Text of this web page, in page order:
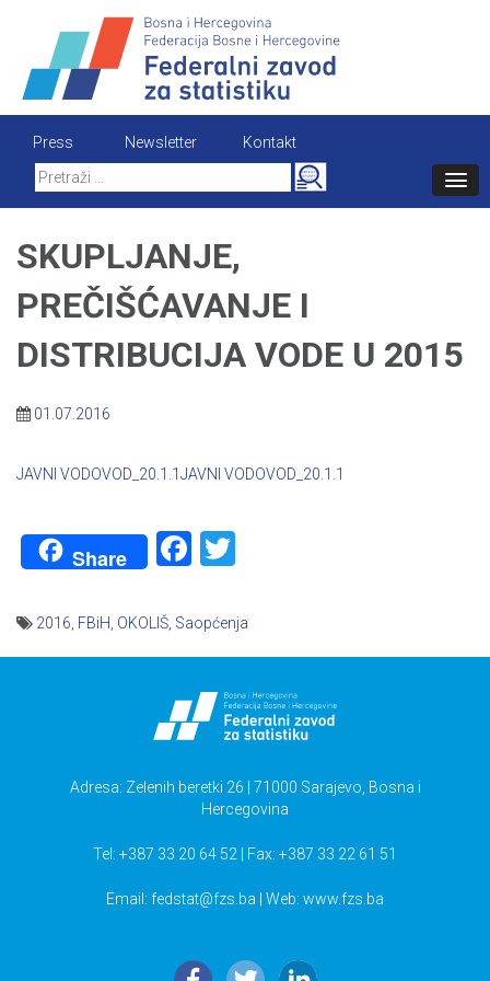
content
Press Newsletter
Kontakt
Search
for:
SKUPLJANJE,
PREČIŠĆAVANJE I
DISTRIBUCIJA VODE U 2015
01.07.2016
JAVNI VODOVOD_20.1.1 JAVNI VODOVOD_20.1.1
Share Facebook
2016 FBiH OKOLIŠ Saopćenja
Adresa: Zelenih beretki 26 | 71000 Sarajevo, Bosna i
Hercegovina
Tel: +387 33 20 64 52 | Fax: +387 33 22 61 51
Email: fedstat@fzs.ba | Web: www.fzs.ba